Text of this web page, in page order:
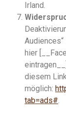
Irland.
hier
diesem
möglich:
tab=ads#.